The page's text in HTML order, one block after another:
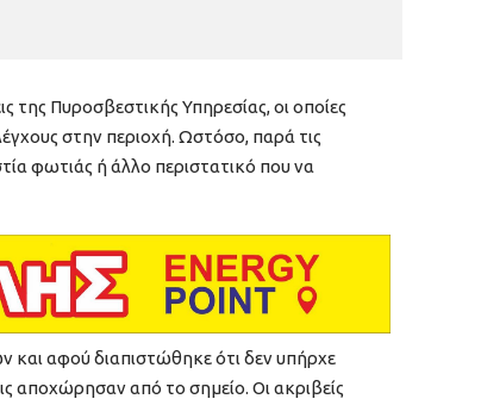
της Πυροσβεστικής Υπηρεσίας, οι οποίες
στην περιοχή. Ωστόσο, παρά τις
φωτιάς ή άλλο περιστατικό που να
αφού διαπιστώθηκε ότι δεν υπήρχε
αποχώρησαν από το σημείο. Οι ακριβείς